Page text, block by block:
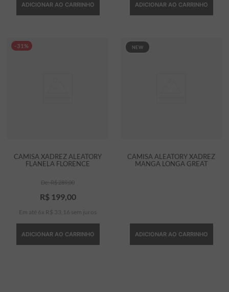
ADICIONAR AO CARRINHO ADICIONAR AO CARRINHO
-31%
CAMISA XADREZ ALEATORY
FLANELA FLORENCE
R$289,00
R$ 199, 00
Em até 6 x R$ 33 16 sem juros
ADICIONAR AO CARRINHO
NEW
CAMISA ALEATORY XADREZ
MANGA LONGA GREAT
ADICIONAR AO CARRINHO